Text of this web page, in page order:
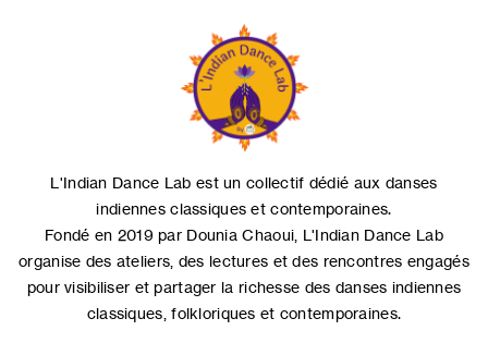
L'Indian Dance Lab est un collectif dédié aux danses
indiennes classiques et contemporaines.
Fondé en 2019 par Dounia Chaoui, L'Indian Dance Lab
organise des ateliers, des lectures et des rencontres engagés
pour visibiliser et partager la richesse des danses indiennes
classiques, folkloriques et contemporaines.